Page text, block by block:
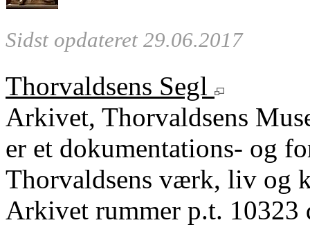
Sidst opdateret 29.06.2017
Thorvaldsens Segl
Arkivet, Thorvaldsens
er et dokumentations- og
Thorvaldsens værk, liv og
Arkivet rummer p.t.